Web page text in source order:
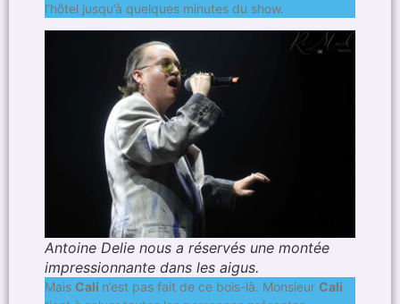
l’hôtel jusqu’à quelques minutes du show.
Antoine Delie nous a réservés une montée
impressionnante dans les aigus.
Mais Cali n’est pas fait de ce bois-là. Monsieur Cali